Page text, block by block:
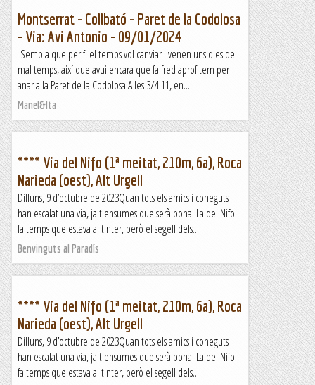
Montserrat - Collbató - Paret de la Codolosa
- Via: Avi Antonio - 09/01/2024
Sembla que per fi el temps vol canviar i venen uns dies de
mal temps, així que avui encara que fa fred aprofitem per
anar a la Paret de la Codolosa.A les 3/4 11, en...
Manel&Ita
**** Via del Nifo (1ª meitat, 210m, 6a), Roca
Narieda (oest), Alt Urgell
Dilluns, 9 d’octubre de 2023Quan tots els amics i coneguts
han escalat una via, ja t'ensumes que serà bona. La del Nifo
fa temps que estava al tinter, però el segell dels...
Benvinguts al Paradís
**** Via del Nifo (1ª meitat, 210m, 6a), Roca
Narieda (oest), Alt Urgell
Dilluns, 9 d’octubre de 2023Quan tots els amics i coneguts
han escalat una via, ja t'ensumes que serà bona. La del Nifo
fa temps que estava al tinter, però el segell dels...